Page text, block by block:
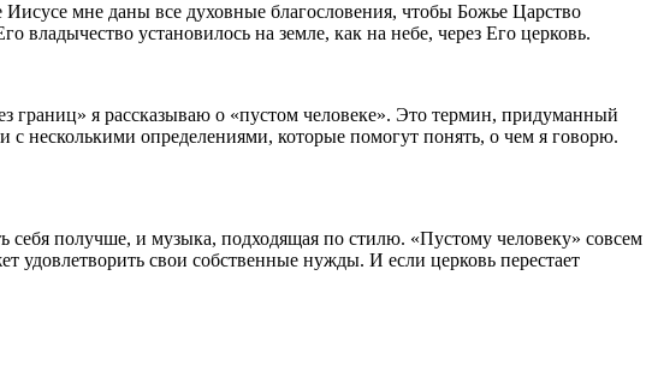
Иисусе мне даны все духовные благословения, чтобы Божье Царство
владычество установилось на земле, как на небе, через Его церковь.
границ» я рассказываю о «пустом человеке». Это термин, придуманный
определениями, которые помогут понять, о чем я говорю.
себя получше, и музыка, подходящая по стилю. «Пустому человеку» совсем
удовлетворить свои собственные нужды. И если церковь перестает